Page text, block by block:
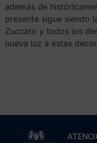
además de
presente sigue siendo
Zuccato y todos los
nueva luz a estas